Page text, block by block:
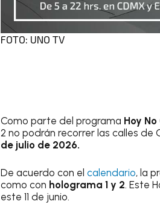
FOTO: UNO TV
Como parte del programa Hoy
2 no podrán recorrer las calles de
de julio de 2026.
De acuerdo con el calendario, la
como con holograma 1 y 2. Este
este 11 de junio.